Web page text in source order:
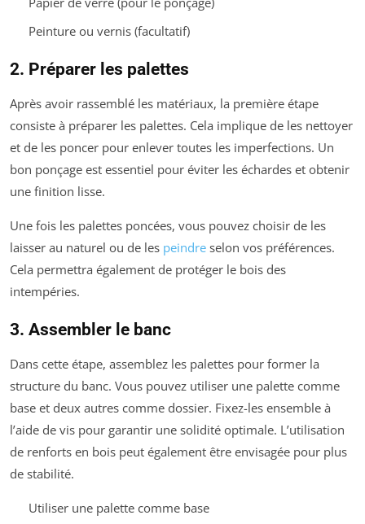
Peinture ou vernis (facultatif)
2. Préparer les palettes
Après avoir rassemblé les matériaux, la première étape
consiste à préparer les palettes. Cela implique de les nettoyer
et de les poncer pour enlever toutes les imperfections. Un
bon ponçage est essentiel pour éviter les échardes et obtenir
une finition lisse.
Une fois les palettes poncées, vous pouvez choisir de les
laisser au naturel ou de les peindre selon vos préférences.
Cela permettra également de protéger le bois des
intempéries.
3. Assembler le banc
Dans cette étape, assemblez les palettes pour former la
structure du banc. Vous pouvez utiliser une palette comme
base et deux autres comme dossier. Fixez-les ensemble à
l’aide de vis pour garantir une solidité optimale. L’utilisation
de renforts en bois peut également être envisagée pour plus
de stabilité.
Utiliser une palette comme base